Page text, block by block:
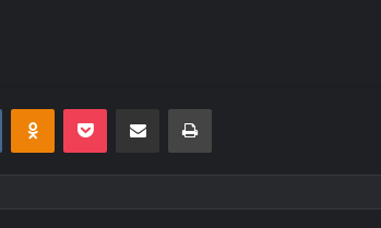
VKontakteOdnoklassniki
Pocket E-Posta ile paylaş Yazdır